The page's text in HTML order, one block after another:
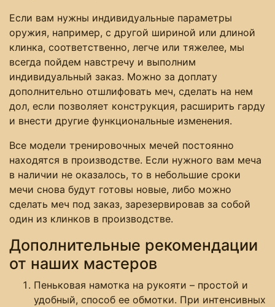
Если вам нужны индивидуальные параметры
оружия, например, с другой шириной или длиной
клинка, соответственно, легче или тяжелее, мы
всегда пойдем навстречу и выполним
индивидуальный заказ. Можно за доплату
дополнительно отшлифовать меч, сделать на нем
дол, если позволяет конструкция, расширить гарду
и внести другие функциональные изменения.
Все модели тренировочных мечей постоянно
находятся в производстве. Если нужного вам меча
в наличии не оказалось, то в небольшие сроки
мечи снова будут готовы новые, либо можно
сделать меч под заказ, зарезервировав за собой
один из клинков в производстве.
Дополнительные рекомендации
от наших мастеров
Пеньковая намотка на рукояти – простой и
удобный, способ ее обмотки. При интенсивных